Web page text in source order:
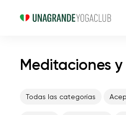
Meditaciones
Todas las categorías